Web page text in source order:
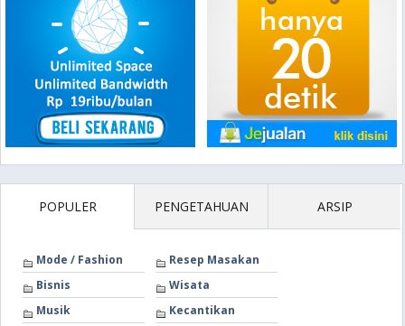
POPULER PENGETAHUAN ARSIP
Mode / Fashion
Resep Masakan
Bisnis
Wisata
Musik
Kecantikan